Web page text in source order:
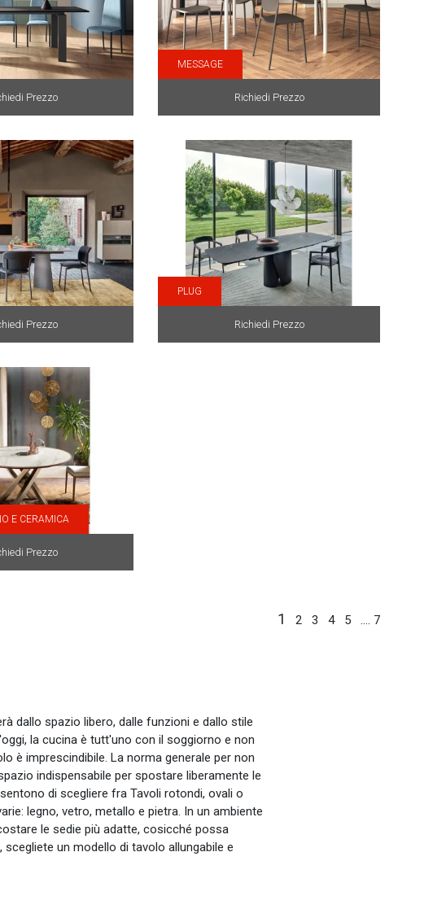
Prezzo
MESSAGE
Richiedi Prezzo
Prezzo
PLUG
Richiedi Prezzo
E CERAMICA
Prezzo
1 2 3 4 5 .... 7
dallo spazio libero, dalle funzioni e dallo stile
la cucina è tutt'uno con il soggiorno e non
è imprescindibile. La norma generale per non
indispensabile per spostare liberamente le
di scegliere fra Tavoli rotondi, ovali o
legno, vetro, metallo e pietra. In un ambiente
le sedie più adatte, cosicché possa
un modello di tavolo allungabile e